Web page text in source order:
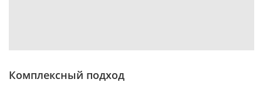
Комплексный подход